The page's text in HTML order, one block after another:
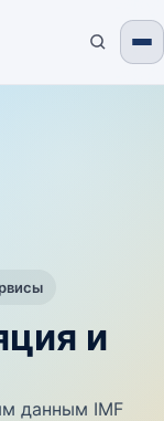
и
данным IMF